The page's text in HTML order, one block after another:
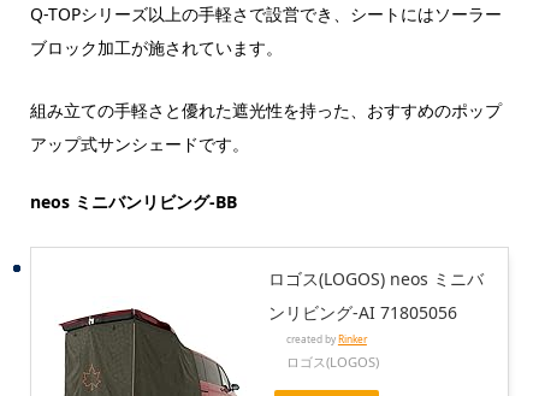
Q-TOPシリーズ以上の手軽さで設営でき、シートにはソーラー
ブロック加工が施されています。
組み立ての手軽さと優れた遮光性を持った、おすすめのポップ
アップ式サンシェードです。
neos ミニバンリビング-BB
ロゴス(LOGOS) neos ミニバ
ンリビング-AI 71805056
created byRinker
ロゴス(LOGOS)